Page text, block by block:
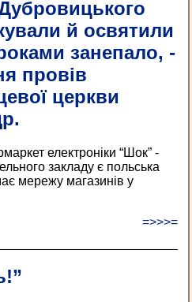
й освятили
занепало, -
провів
церкви
електроніки “Шок” -
закладу є польська
мережу магазинів у
=>>>=